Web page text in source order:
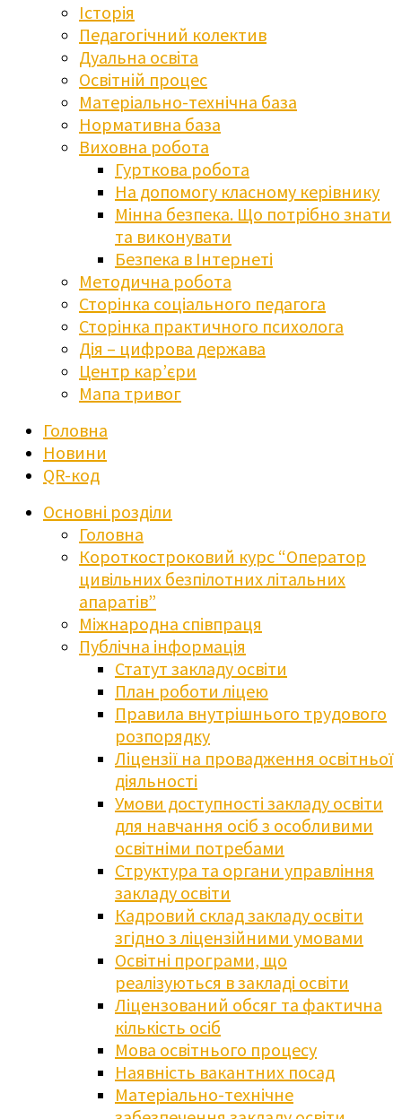
Історія
Педагогічний колектив
Дуальна освіта
Освітній процес
Матеріально-технічна база
Нормативна база
Виховна робота
Гурткова робота
На допомогу класному керівнику
Мінна безпека. Що потрібно знати
та виконувати
Безпека в Інтернеті
Методична робота
Сторінка соціального педагога
Сторінка практичного психолога
Дія – цифрова держава
Центр кар’єри
Мапа тривог
Головна
Новини
QR-код
Основні розділи
Головна
Короткостроковий курс “Оператор
цивільних безпілотних літальних
апаратів”
Міжнародна співпраця
Публічна інформація
Статут закладу освіти
План роботи ліцею
Правила внутрішнього трудового
розпорядку
Ліцензії на провадження освітньої
діяльності
Умови доступності закладу освіти
для навчання осіб з особливими
освітніми потребами
Структура та органи управління
закладу освіти
Кадровий склад закладу освіти
згідно з ліцензійними умовами
Освітні програми, що
реалізуються в закладі освіти
Ліцензований обсяг та фактична
кількість осіб
Мова освітнього процесу
Наявність вакантних посад
Матеріально-технічне